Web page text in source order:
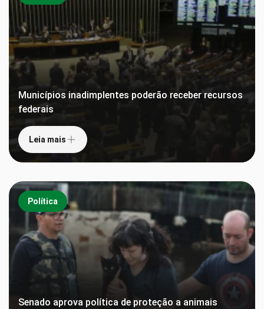
Municípios inadimplentes poderão receber recursos
federais
Leia mais
Política
Senado aprova política de proteção a animais